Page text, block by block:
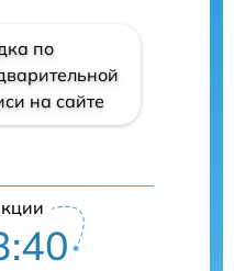
по
на сайте